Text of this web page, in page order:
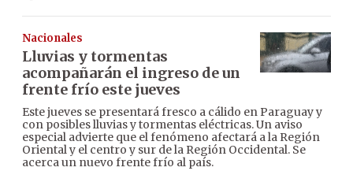
Nacionales
Lluvias y tormentas
acompañarán el ingreso de un
frente frío este jueves
Este jueves se presentará fresco a cálido en Paraguay y
con posibles lluvias y tormentas eléctricas. Un aviso
especial advierte que el fenómeno afectará a la Región
Oriental y el centro y sur de la Región Occidental. Se
acerca un nuevo frente frío al país.